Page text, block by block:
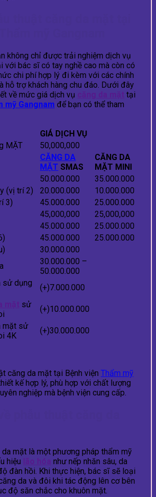
không chỉ được trải nghiệm dịch vụ
với bác sĩ có tay nghề cao mà còn có
chi phí hợp lý đi kèm với các chính
hỗ trợ khách hàng chu đáo. Dưới đây
về mức giá dịch vụ căng da mặt tại
mỹ Gangnam để bạn có thể tham
GIÁ DỊCH VỤ
MẶT
50,000,000
CĂNG DA
MẶT SMAS
CĂNG DA
MẶT MINI
50.000.000
35.000.000
(vị trí 2)
20.000.000
10.000.000
3)
45.000.000
25.000.000
45,000,000
25,000,000
45.000.000
25.000.000
45.000.000
25.000.000
30.000.000
30.000.000 –
50.000.000
sử dụng
(+)7.000.000
mặt sử
(+)10.000.000
mặt sử
4K
(+)30.000.000
căng da mặt tại Bệnh viện Thẩm mỹ
kế hợp lý, phù hợp với chất lượng
nghiệp mà bệnh viện cung cấp.
mặt là một phương pháp thẩm mỹ
hiệu
lão hóa như nếp nhăn sâu, da
đàn hồi. Khi thực hiện, bác sĩ sẽ loại
da và đôi khi tác động lên cơ bên
độ săn chắc cho khuôn mặt.